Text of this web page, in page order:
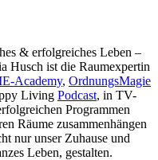
& erfolgreiches Leben –
Husch ist die Raumexpertin
Academy, OrdnungsMagie
Living Podcast, in TV-
Programmen
Räume zusammenhängen
nur unser Zuhause und
Leben, gestalten.